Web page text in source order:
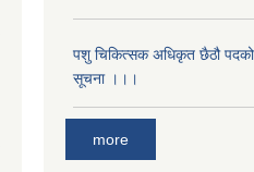
पशु चिकित्सक अधिकृत छैठौ पदको
सूचना ।।।
more